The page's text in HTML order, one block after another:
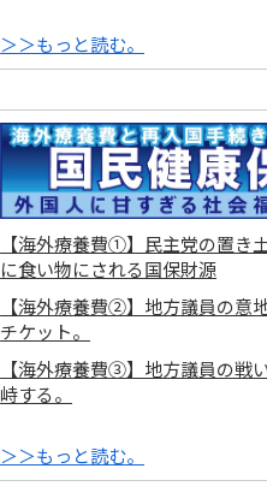
＞＞もっと読む。
【海外療養費①】民主党の置き
に食い物にされる国保財源
【海外療養費②】地方議員の意
チケット。
【海外療養費③】地方議員の戦
峙する。
＞＞もっと読む。